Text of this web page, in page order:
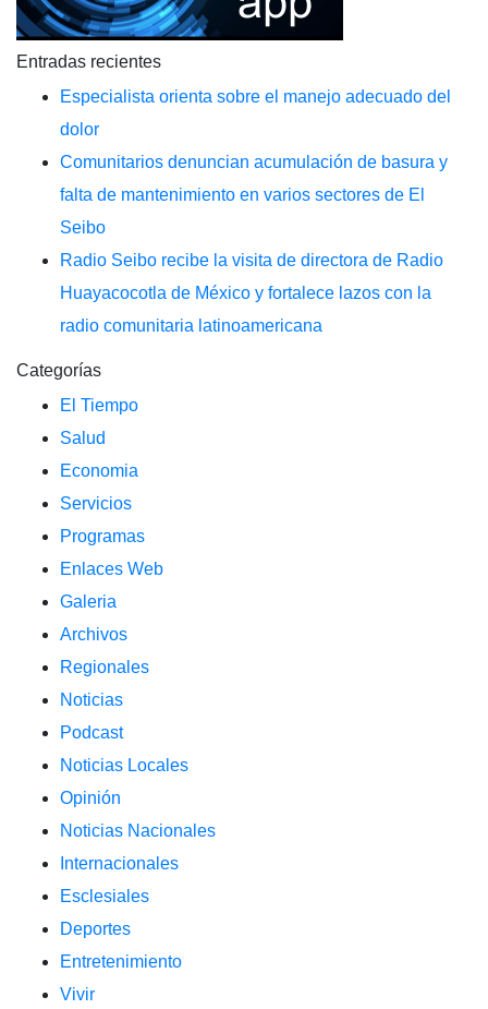
Entradas recientes
Especialista orienta sobre el manejo adecuado del
dolor
Comunitarios denuncian acumulación de basura y
falta de mantenimiento en varios sectores de El
Seibo
Radio Seibo recibe la visita de directora de Radio
Huayacocotla de México y fortalece lazos con la
radio comunitaria latinoamericana
Categorías
El Tiempo
Salud
Economia
Servicios
Programas
Enlaces Web
Galeria
Archivos
Regionales
Noticias
Podcast
Noticias Locales
Opinión
Noticias Nacionales
Internacionales
Esclesiales
Deportes
Entretenimiento
Vivir